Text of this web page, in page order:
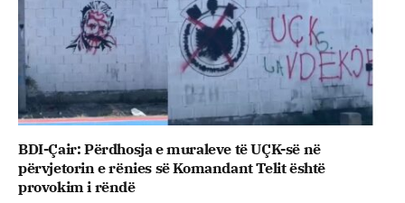
BDI-Çair: Përdhosja e muraleve të UÇK-së në
përvjetorin e rënies së Komandant Telit është
provokim i rëndë